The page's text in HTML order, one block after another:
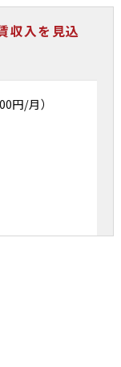
収入を見込
円/月）